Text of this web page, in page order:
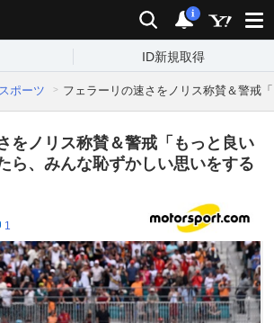
検索 通知
i
ID新規取得
スポーツ フェラーリの速さをノリス称賛＆警戒
をノリス称賛＆警戒「もっと良い
ら、みんな恥ずかしい思いをする
1